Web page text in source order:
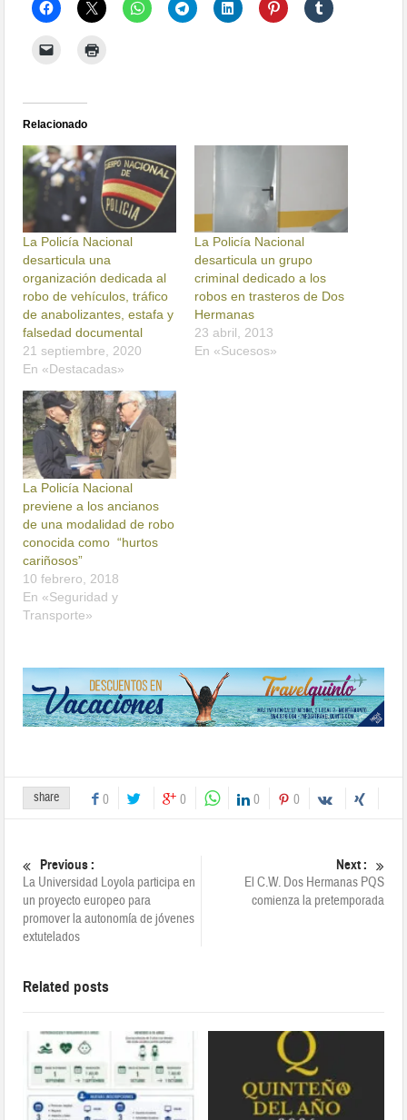
Relacionado
La Policía Nacional
desarticula una
organización dedicada al
robo de vehículos, tráfico
de anabolizantes, estafa y
falsedad documental
21 septiembre, 2020
En «Destacadas»
La Policía Nacional
desarticula un grupo
criminal dedicado a los
robos en trasteros de Dos
Hermanas
23 abril, 2013
En «Sucesos»
La Policía Nacional
previene a los ancianos
de una modalidad de robo
conocida como “hurtos
cariñosos”
10 febrero, 2018
En «Seguridad y
Transporte»
share 0 0 0 0
Previous :
La Universidad Loyola participa en
un proyecto europeo para
promover la autonomía de jóvenes
extutelados
Next :
El C.W. Dos Hermanas PQS
comienza la pretemporada
Related posts